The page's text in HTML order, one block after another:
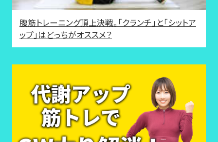
腹筋トレーニング頂上決戦。「クランチ」と「シットア
ップ」はどっちがオススメ？